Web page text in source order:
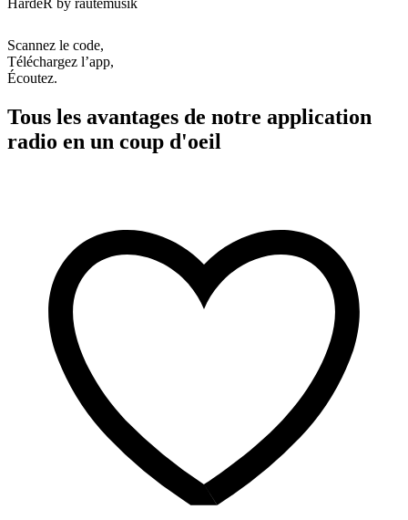
Scannez le code,
Téléchargez l’app,
Écoutez.
Tous les avantages de notre application
radio en un coup d'oeil